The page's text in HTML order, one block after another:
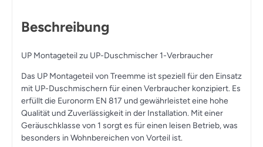
Beschreibung
UP Montageteil zu UP-Duschmischer 1-Verbraucher
Das UP Montageteil von Treemme ist speziell für den Einsatz
mit UP-Duschmischern für einen Verbraucher konzipiert. Es
erfüllt die Euronorm EN 817 und gewährleistet eine hohe
Qualität und Zuverlässigkeit in der Installation. Mit einer
Geräuschklasse von 1 sorgt es für einen leisen Betrieb, was
besonders in Wohnbereichen von Vorteil ist.